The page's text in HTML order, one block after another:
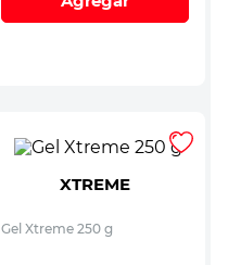
XTREME
Gel Xtreme 250 g